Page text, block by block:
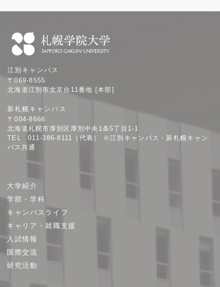
幌
学
大
学
江別キャンパス
〒069-8555
北海道江別市文京台11番地 [本部]
新札幌キャンパス
〒004-8666
北海道札幌市厚別区厚別中央1条5丁目1-1
TEL 011-386-8111［代表］ ※江別キャンパス・新札幌キャン
パス共通
ト
プ
大学紹介
学部・学科
キャンパスライフ
キャリア・就職支援
入試情報
国際交流
研究活動